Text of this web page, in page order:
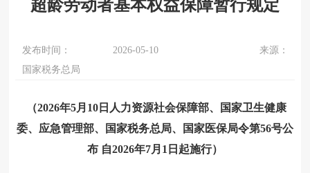
超龄劳动者基本权益保障暂行规定
发布时间： 2026-05-10
来源：
国家税务总局
（2026年5月10日人力资源社会保障部、国家卫生健康
委、应急管理部、国家税务总局、国家医保局令第56号公
布 自2026年7月1日起施行）